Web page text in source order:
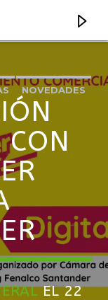
ABIERTO
NOVEDADES
EL 22